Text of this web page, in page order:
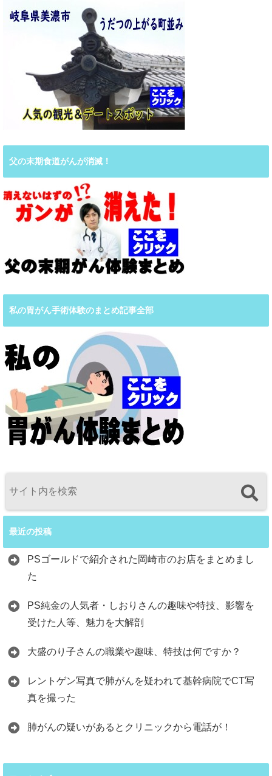
父の末期食道がんが消滅！
私の胃がん手術体験のまとめ記事全部
最近の投稿
PSゴールドで紹介された岡崎市のお店をまとめまし
た
PS純金の人気者・しおりさんの趣味や特技、影響を
受けた人等、魅力を大解剖
大盛のり子さんの職業や趣味、特技は何ですか？
レントゲン写真で肺がんを疑われて基幹病院でCT写
真を撮った
肺がんの疑いがあるとクリニックから電話が！